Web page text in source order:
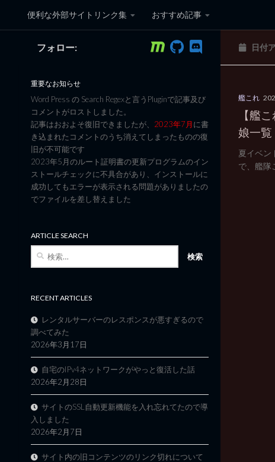
コンテンツへスキップ
便利な外部サイトリンク集 おすすめ記事
黒翼猫のコンピュータ
日付
艦これ
【艦
娘一覧
夏イベン
で、艦隊
フォロー:
重要なお知らせ
Word Press の Search Regexと言うPluginで記事及び
コメントがロストしました。
記事はおおよそ復旧できましたが、 2023年7月に書
き込まれたコメントのうち消えてしまったものの復
旧が不可能です
2023年5月のルート証明書の更新プログラムのイン
ストールチェックに不具合があり、インストールに
成功してもエラーが表示される問題がありましたの
でファイルを差し替えました
ARTICLE SEARCH
RECENT ARTICLES
レンタルサーバーのレスポンスが悪すぎるので
調べてみた
2026年3月17日
自宅のIPv4ネットワークがやっと復活した話
2026年2月28日
サイトのSSL自動更新機能を入れ忘れてたので導
入しました
2026年2月7日
サイト内の旧コンテンツのリンク切れについて